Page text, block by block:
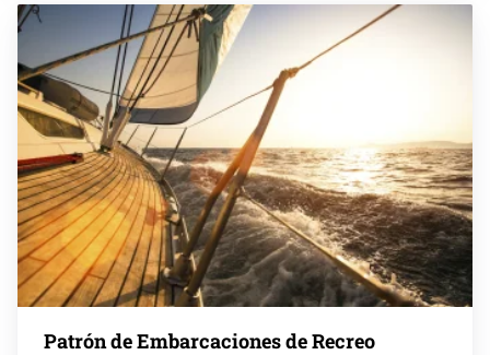
Patrón de Embarcaciones de Recreo